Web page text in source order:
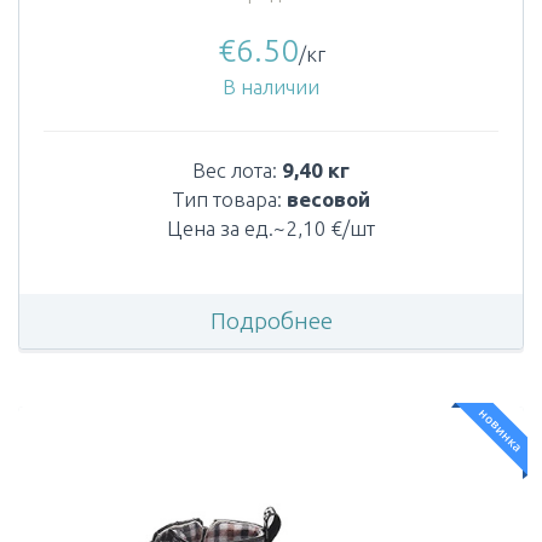
€6.50/кг
В наличии
Вес лота: 9,40 кг
Тип товара: весовой
Цена за ед.~2,10 €/шт
Подробнее
новинка